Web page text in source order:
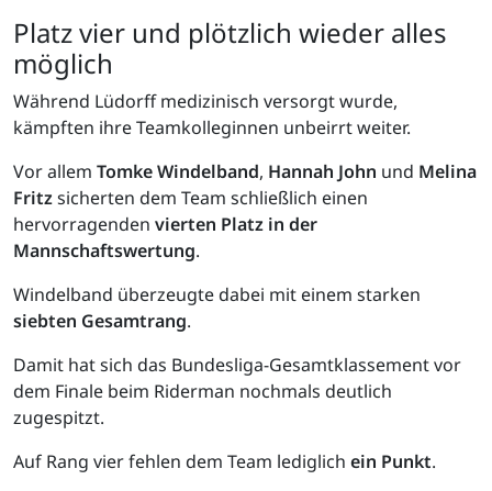
Platz vier und plötzlich wieder alles
möglich
Während Lüdorff medizinisch versorgt wurde,
kämpften ihre Teamkolleginnen unbeirrt weiter.
Vor allem Tomke Windelband, Hannah John und Melina
Fritzsicherten dem Team schließlich einen
hervorragenden vierten Platz in der
Mannschaftswertung.
Windelband überzeugte dabei mit einem starken
siebten Gesamtrang.
Damit hat sich das Bundesliga-Gesamtklassement vor
dem Finale beim Riderman nochmals deutlich
zugespitzt.
Auf Rang vier fehlen dem Team lediglich ein Punkt.